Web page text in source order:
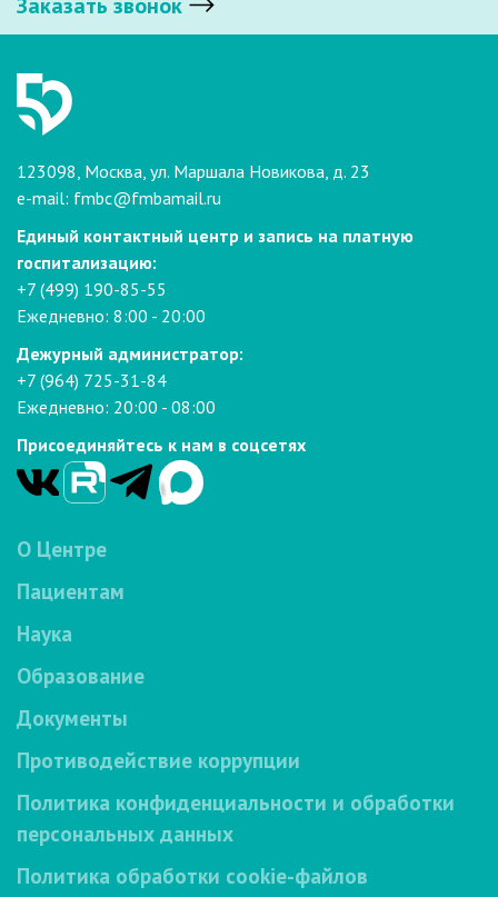
123098, Москва, ул. Маршала Новикова, д. 23
e-mail: fmbc@fmbamail.ru
Единый контактный центр и запись на платную
госпитализацию:
+7 (499) 190-85-55
Ежедневно: 8:00 - 20:00
Дежурный администратор:
+7 (964) 725-31-84
Ежедневно: 20:00 - 08:00
Присоединяйтесь к нам в соцсетях
О Центре
Пациентам
Наука
Образование
Документы
Противодействие коррупции
Политика конфиденциальности и обработки
персональных данных
Политика обработки cookie-файлов